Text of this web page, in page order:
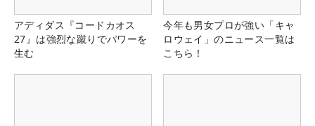
アディダス『コードカオス
27』は強烈な蹴りでパワーを
生む
今年も男女プロが強い「キャ
ロウェイ」のニュース一覧は
こちら！